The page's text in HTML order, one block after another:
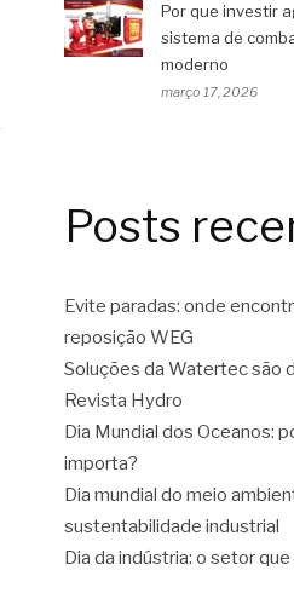
Por que investir
sistema de
moderno
março 17, 2026
Posts
Evite paradas: onde
reposição WEG
Soluções da Watertec são
Revista Hydro
Dia Mundial dos Oceanos:
importa?
Dia mundial do meio
sustentabilidade industrial
Dia da indústria: o setor